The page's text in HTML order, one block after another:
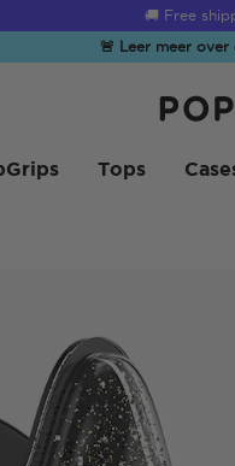
Summer
🚨 Leer meer
Tops